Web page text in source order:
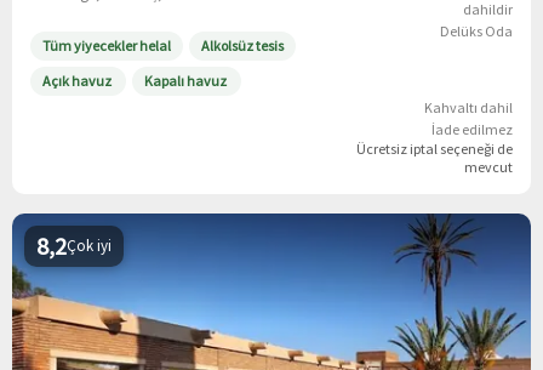
Tüm yiyecekler helal
Alkolsüz tesis
Açık havuz
Kapalı havuz
dahildir
Delüks Oda
Kahvaltı dahil
İade edilmez
Ücretsiz iptal seçeneği de
mevcut
Çok iyi
8,2